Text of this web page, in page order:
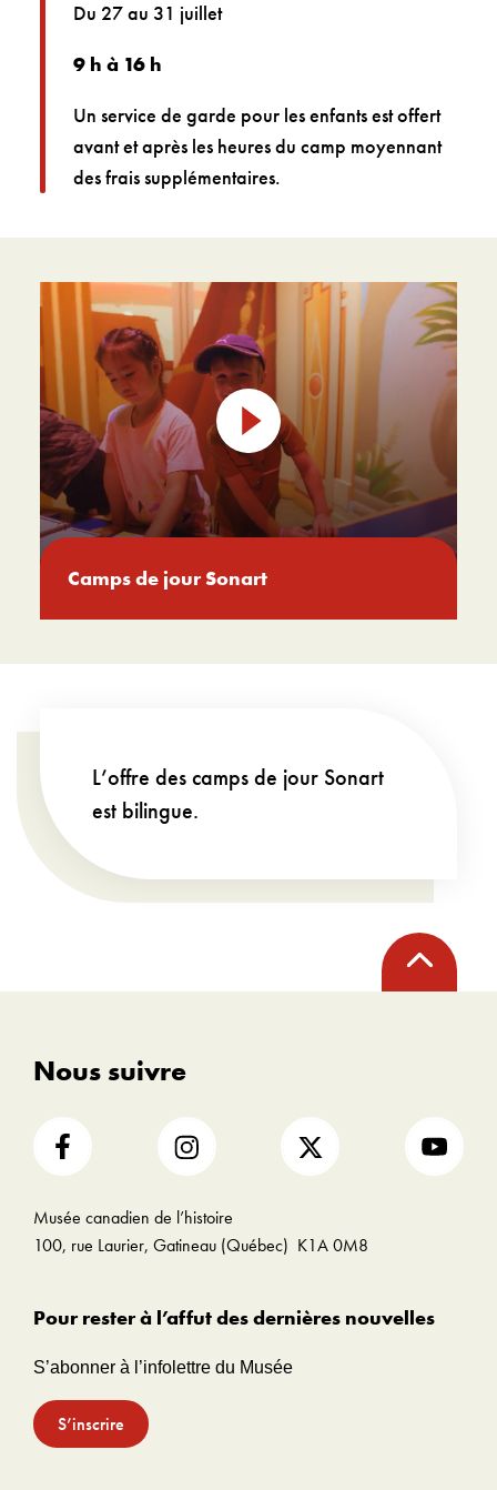
Du 27 au 31 juillet
9 h à 16 h
Un service de garde pour les enfants est offert
avant et après les heures du camp moyennant
des frais supplémentaires.
Lire
vidéo
Camps de jour Sonart
L’offre des camps de jour Sonart
est bilingue.
Retour
en
Nous suivre
Musée canadien de l’histoire
100, rue Laurier, Gatineau (Québec) K1A 0M8
Pour rester à l’affut des dernières nouvelles
S’abonner à l’infolettre du Musée
S’inscrire